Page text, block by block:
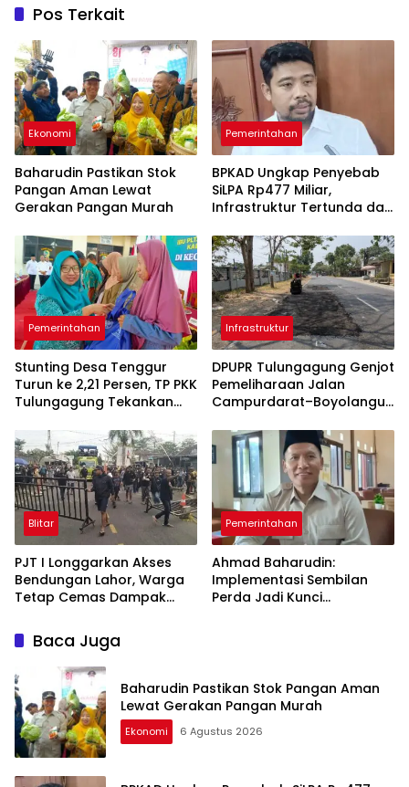
Pos Terkait
Ekonomi
Baharudin Pastikan Stok
Pangan Aman Lewat
Gerakan Pangan Murah
Pemerintahan
BPKAD Ungkap Penyebab
SiLPA Rp477 Miliar,
Infrastruktur Tertunda dan
Pemerintahan
Stunting Desa Tenggur
Turun ke 2,21 Persen, TP PKK
Tulungagung Tekankan
Berkelanjutan
Infrastruktur
DPUPR Tulungagung Genjot
Pemeliharaan Jalan
Campurdarat–Boyolangu,
Diperbaiki
Blitar
PJT I Longgarkan Akses
Bendungan Lahor, Warga
Tetap Cemas Dampak
Penutupan Total
Pemerintahan
Ahmad Baharudin:
Implementasi Sembilan
Perda Jadi Kunci
Baca Juga
Baharudin Pastikan Stok Pangan Aman
Lewat Gerakan Pangan Murah
Ekonomi 6 Agustus 2026